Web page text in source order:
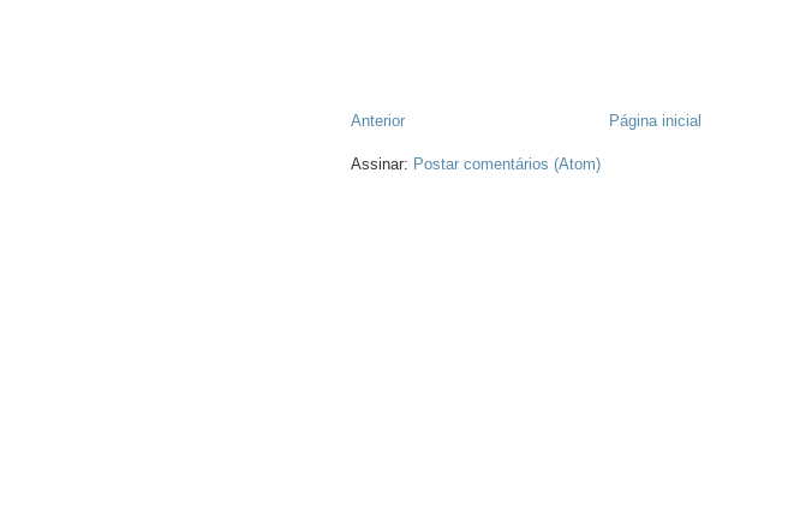
Anterior Página inicial
Assinar: Postar comentários (Atom)